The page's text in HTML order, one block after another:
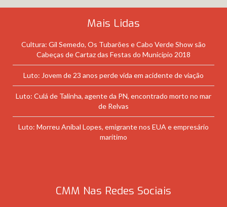
Mais Lidas
Cultura: Gil Semedo, Os Tubarões e Cabo Verde Show são
Cabeças de Cartaz das Festas do Município 2018
Luto: Jovem de 23 anos perde vida em acidente de viação
Luto: Culá de Talinha, agente da PN, encontrado morto no mar
de Relvas
Luto: Morreu Aníbal Lopes, emigrante nos EUA e empresário
marítimo
CMM Nas Redes Sociais